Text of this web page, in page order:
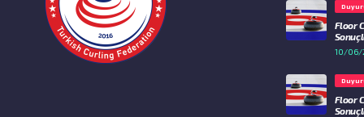
Floor
10/06/
Floor